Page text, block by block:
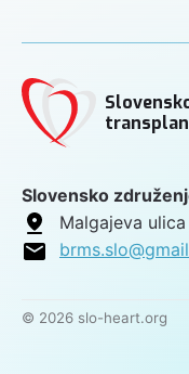
Slovensko
Malgajeva
© 2026 slo-heart.org